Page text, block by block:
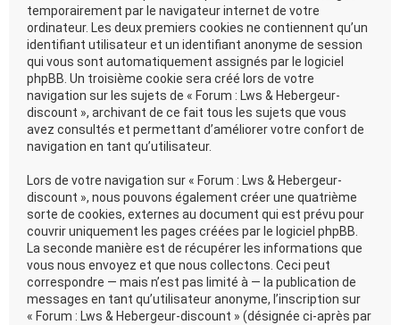
temporairement par le navigateur internet de votre
ordinateur. Les deux premiers cookies ne contiennent qu’un
identifiant utilisateur et un identifiant anonyme de session
qui vous sont automatiquement assignés par le logiciel
phpBB. Un troisième cookie sera créé lors de votre
navigation sur les sujets de « Forum : Lws & Hebergeur-
discount », archivant de ce fait tous les sujets que vous
avez consultés et permettant d’améliorer votre confort de
navigation en tant qu’utilisateur.
Lors de votre navigation sur « Forum : Lws & Hebergeur-
discount », nous pouvons également créer une quatrième
sorte de cookies, externes au document qui est prévu pour
couvrir uniquement les pages créées par le logiciel phpBB.
La seconde manière est de récupérer les informations que
vous nous envoyez et que nous collectons. Ceci peut
correspondre — mais n’est pas limité à — la publication de
messages en tant qu’utilisateur anonyme, l’inscription sur
« Forum : Lws & Hebergeur-discount » (désignée ci-après par